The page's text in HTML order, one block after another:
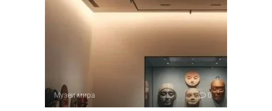
Музеи мира 0